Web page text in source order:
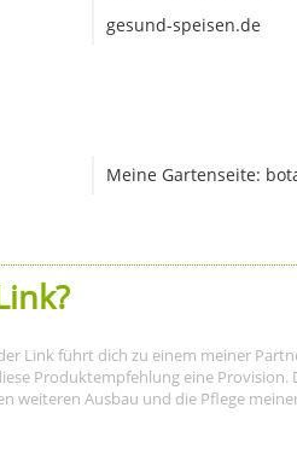
gesund-speisen.de
Meine Gartenseite:
Link führt dich zu einem meiner
Produktempfehlung eine Provision.
Ausbau und die Pflege